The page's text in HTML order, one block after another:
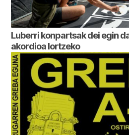
Luberri konpartsak dei egin
akordioa lortzeko